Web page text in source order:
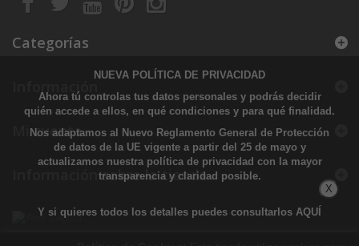
Categorías
Información
Mi cuenta
Información sobre la tienda
NUEVA POLÍTICA DE PRIVACIDAD
Ahora tú controlas tus datos personales y podrás decidir
quién accede a ellos, en qué condiciones y para qué finalidad.
Nos adaptamos al Nuevo Reglamento General de Protección
de datos de la UE vigente a partir del 25 de mayo y
actualizamos nuestra política de privacidad con la mayor
transparencia y claridad posible.
Y si quieres todos los detalles puedes consultarlos AQUÍ
X